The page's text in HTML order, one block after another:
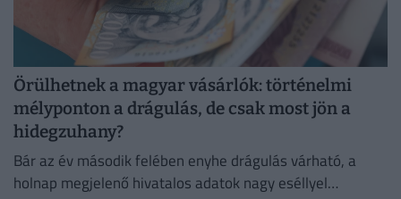
Örülhetnek a magyar vásárlók: történelmi
mélyponton a drágulás, de csak most jön a
hidegzuhany?
Bár az év második felében enyhe drágulás várható, a
holnap megjelenő hivatalos adatok nagy eséllyel